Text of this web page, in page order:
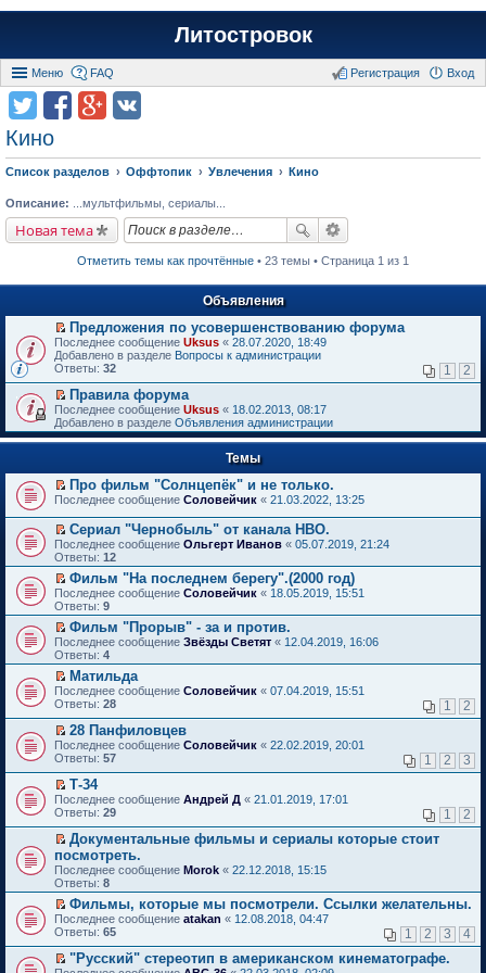
Литостровок
Меню FAQ Вход
Регистрация
Кино
Список разделов Оффтопик Увлечения Кино
Описание: ...мультфильмы, сериалы...
Новая тема
Отметить темы как прочтённые • 23 темы • Страница 1 из 1
Объявления
П
е
р
й
т
и
к
п
в
о
м
у
н
е
п
р
о
ч
и
т
а
н
н
о
м
у
с
о
о
б
е
н
и
ю
Предложения по усовершенствованию форума
Последнее сообщение Uksus « 28.07.2020, 18:49
Добавлено в разделе Вопросы к администрации
Ответы: 32 1 2
П
е
р
е
т
и
к
е
р
в
о
м
у
н
е
п
р
о
ч
и
т
а
н
н
о
м
у
с
о
о
щ
е
н
и
ю
Правила форума
Последнее сообщение Uksus « 18.02.2013, 08:17
Добавлено в разделе Объявления администрации
Темы
П
р
е
й
т
и
п
е
р
в
о
м
у
н
е
п
р
о
ч
и
т
а
н
о
м
у
с
о
о
щ
е
н
Про фильм "Солнцепёк" и не только.
Последнее сообщение Соловейчик « 21.03.2022, 13:25
П
е
р
е
й
т
и
к
п
е
р
в
о
м
у
н
е
п
р
ч
и
т
а
н
н
о
м
у
с
о
о
б
щ
Сериал "Чернобыль" от канала HBO.
Последнее сообщение Ольгерт Иванов « 05.07.2019, 21:24
Ответы: 12
П
е
р
е
й
т
и
к
п
е
р
в
о
м
у
н
е
п
р
о
ч
и
т
а
н
н
о
у
Фильм "На последнем берегу".(2000 год)
Последнее сообщение Соловейчик « 18.05.2019, 15:51
Ответы: 9
П
е
р
е
й
т
и
к
п
е
в
о
м
у
н
е
п
р
о
ч
и
т
а
н
Фильм "Прорыв" - за и против.
Последнее сообщение Звёзды Светят « 12.04.2019, 16:06
Ответы: 4
П
е
е
й
т
и
к
е
р
в
о
м
у
н
е
п
р
о
ч
Матильда
Последнее сообщение Соловейчик « 07.04.2019, 15:51
Ответы: 28 1 2
П
е
е
т
и
к
п
е
р
в
о
м
у
н
е
28 Панфиловцев
Последнее сообщение Соловейчик « 22.02.2019, 20:01
Ответы: 57 1 2 3
П
е
е
й
т
и
к
п
р
в
о
Т-34
Последнее сообщение Андрей Д « 21.01.2019, 17:01
Ответы: 29 1 2
П
е
р
е
й
т
и
п
Документальные фильмы и сериалы которые стоит
посмотреть.
Последнее сообщение Morok « 22.12.2018, 15:15
Ответы: 8
П
е
е
Фильмы, которые мы посмотрели. Ссылки желательны.
Последнее сообщение atakan « 12.08.2018, 04:47
Ответы: 65 1 2 3 4
П
"Русский" стереотип в американском кинематографе.